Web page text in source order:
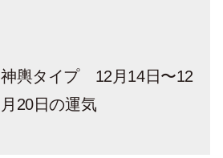
神輿タイプ 12月14日〜12
月20日の運気